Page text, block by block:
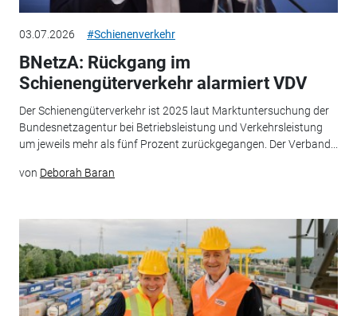
03.07.2026 #Schienenverkehr
BNetzA: Rückgang im
Schienengüterverkehr alarmiert VDV
Der Schienengüterverkehr ist 2025 laut Marktuntersuchung der
Bundesnetzagentur bei Betriebsleistung und Verkehrsleistung
um jeweils mehr als fünf Prozent zurückgegangen. Der Verband...
von Deborah Baran